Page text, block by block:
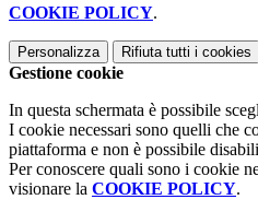
COOKIE POLICY.
Personalizza Rifiuta tutti i cookies
Gestione cookie
In questa schermata è possibile
I cookie necessari sono quelli che
piattaforma e non è possibile
Per conoscere quali sono i cookie
visionare la COOKIE POLICY.